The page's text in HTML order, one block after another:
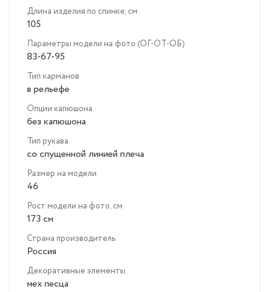
Длина изделия по спинке, см
105
Параметры модели на фото (ОГ-ОТ-ОБ)
83-67-95
Тип карманов
в рельефе
Опции капюшона
без капюшона
Тип рукава
со спущенной линией плеча
Размер на модели
46
Рост модели на фото, см
173 см
Страна производитель
Россия
Декоративные элементы
мех песца